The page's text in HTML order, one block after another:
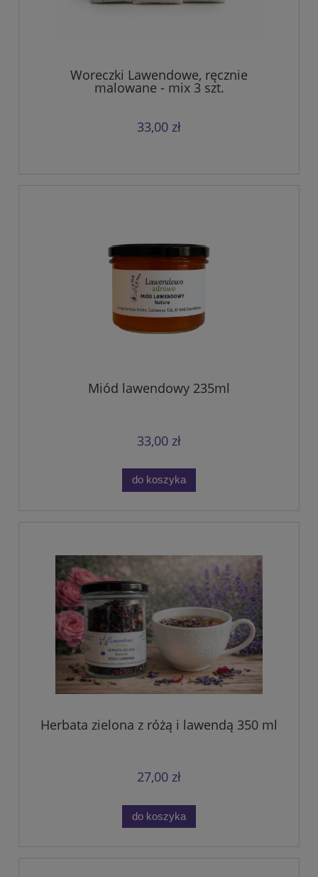
Woreczki Lawendowe, ręcznie
malowane - mix 3 szt.
33,00 zł
Miód lawendowy 235ml
33,00 zł
do koszyka
Herbata zielona z różą i lawendą 350 ml
27,00 zł
do koszyka